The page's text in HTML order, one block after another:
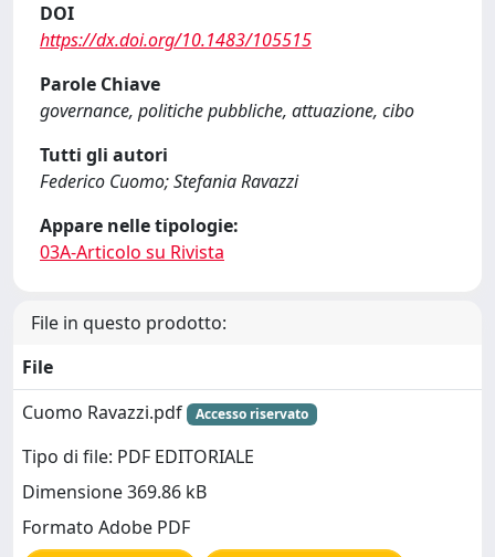
DOI
https://dx.doi.org/10.1483/105515
Parole Chiave
governance, politiche pubbliche, attuazione, cibo
Tutti gli autori
Federico Cuomo; Stefania Ravazzi
Appare nelle tipologie:
03A-Articolo su Rivista
File in questo prodotto:
File
Cuomo Ravazzi.pdf
Accesso riservato
Tipo di file: PDF EDITORIALE
Dimensione 369.86 kB
Formato Adobe PDF